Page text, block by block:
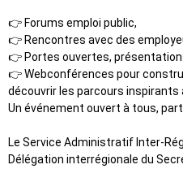
👉 Forums emploi public,
👉 Rencontres avec des
👉 Portes ouvertes,
👉 Webconférences pour
découvrir les parcours inspirants
Un événement ouvert à tous,
Le Service Administratif Inter-
Délégation interrégionale du